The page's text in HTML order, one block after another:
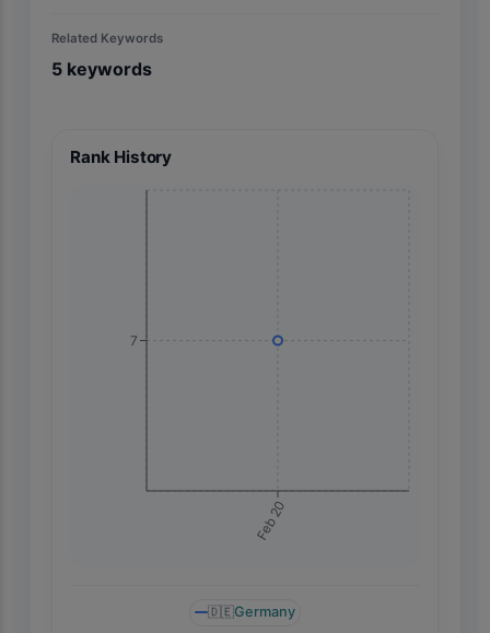
Related Keywords
5 keywords
Rank History
Feb 20
7
🇩🇪Germany